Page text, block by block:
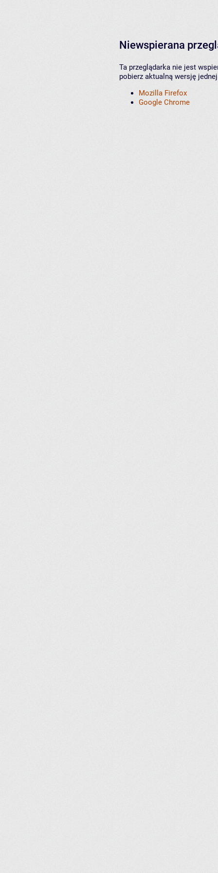
Niewspierana
Ta przeglądarka nie jest
pobierz aktualną wersję
Mozilla Firefox
Google Chrome